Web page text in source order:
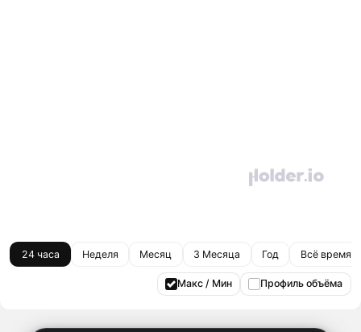
24 часа Неделя Месяц 3 Месяца Год Всё время
Макс / Мин Профиль объёма